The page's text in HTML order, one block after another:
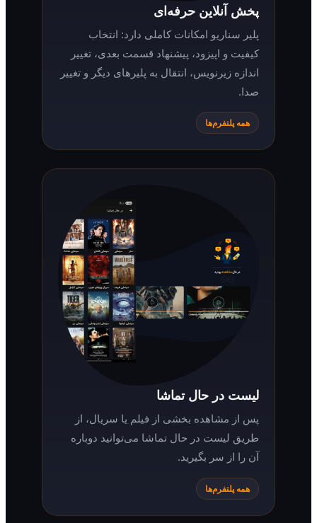
پخش آنلاین حرفه‌ای
پلیر سناریو امکانات کاملی دارد: انتخاب
کیفیت و اپیزود، پیشنهاد قسمت بعدی، تغییر
اندازه زیرنویس، انتقال به پلیرهای دیگر و تغییر
همه پلتفرم‌ها
لیست در حال تماشا
پس از مشاهده بخشی از فیلم یا سریال، از
طریق لیست در حال تماشا می‌توانید دوباره
آن را از سر بگیرید.
همه پلتفرم‌ها